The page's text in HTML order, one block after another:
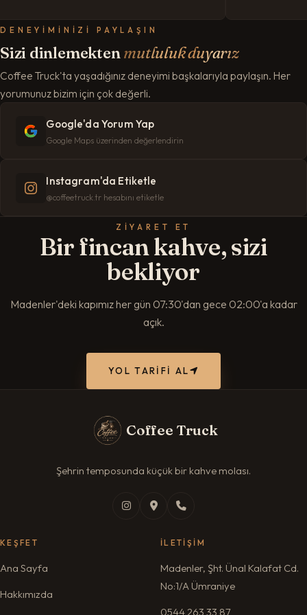
DENEYIMINIZI PAYLAŞIN
Sizi dinlemektenmutluluk duyarız
Coffee Truck'ta yaşadığınız deneyimi başkalarıyla paylaşın. Her
yorumunuz bizim için çok değerli.
Google'da Yorum Yap
Google Maps üzerinden değerlendirin
Instagram'da Etiketle
@coffeetruck.tr hesabını etiketle
ZIYARET ET
Bir fincan kahve, sizi
bekliyor
Madenler'deki kapımız her gün 07:30'dan gece 02:00'a kadar
açık.
YOL TARIFI AL
Coffee Truck
Şehrin temposunda küçük bir kahve molası.
KEŞFET
Ana Sayfa
Hakkımızda
İLETIŞIM
Madenler, Şht. Ünal Kalafat Cd.
No:1/A Ümraniye
0544 263 33 87